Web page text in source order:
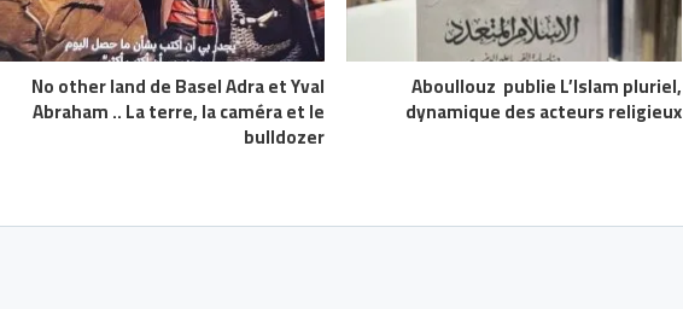
Aboullouz publie L’Islam pluriel,
dynamique des acteurs religieux
No other land de Basel Adra et Yval
Abraham .. La terre, la caméra et le
bulldozer